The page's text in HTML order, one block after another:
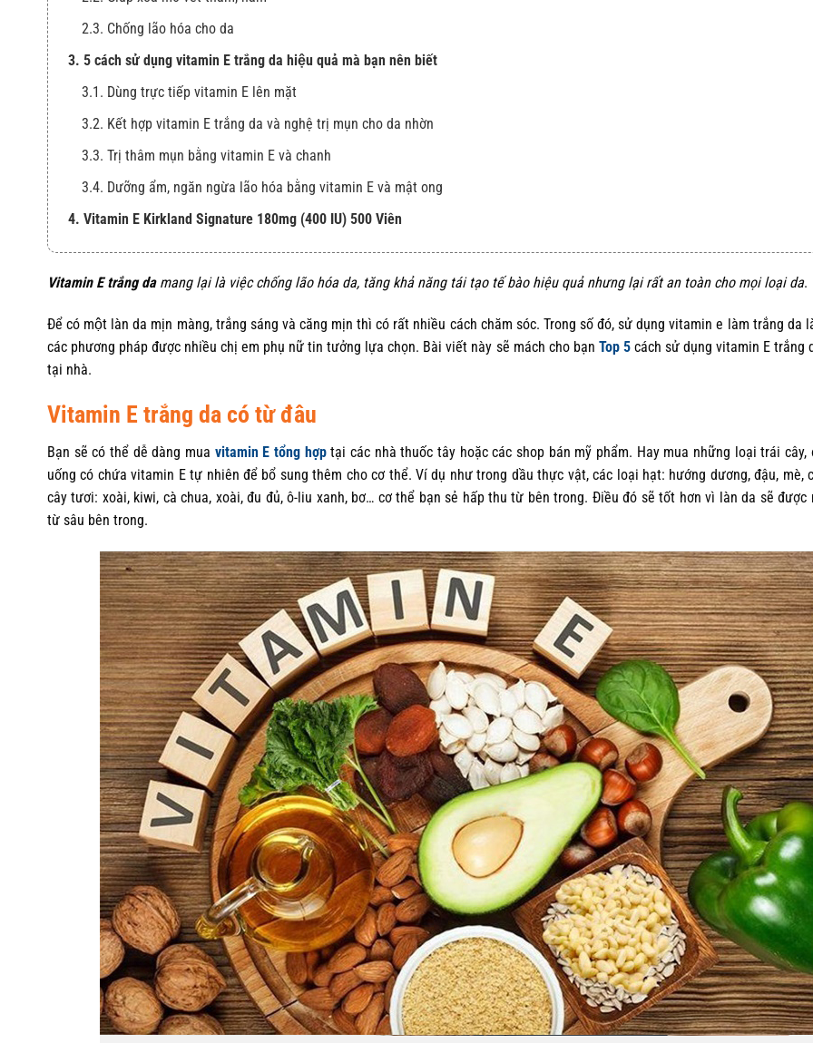
2.3. Chống lão hóa cho da
3. 5 cách sử dụng vitamin E trắng da hiệu quả mà bạn nên biết
3.1. Dùng trực tiếp vitamin E lên mặt
3.2. Kết hợp vitamin E trắng da và nghệ trị mụn cho da nhờn
3.3. Trị thâm mụn bằng vitamin E và chanh
3.4. Dưỡng ẩm, ngăn ngừa lão hóa bằng vitamin E và mật ong
4. Vitamin E Kirkland Signature 180mg (400 IU) 500 Viên
Vitamin E trắng damang lại là việc chống lão hóa da, tăng khả năng tái tạo tế bào hiệu quả nhưng lại rất an toàn cho mọi loại da.
Để có một làn da mịn màng, trắng sáng và căng mịn thì có rất nhiều cách chăm sóc. Trong số đó, sử dụng vitamin e làm trắng da
các phương pháp được nhiều chị em phụ nữ tin tưởng lựa chọn. Bài viết này sẽ mách cho bạn Top 5cách sử dụng vitamin E trắng
tại nhà.
Vitamin E trắng da có từ đâu
Bạn sẽ có thể dễ dàng mua vitamin Etổng hợptại các nhà thuốc tây hoặc các shop bán mỹ phẩm. Hay mua những loại trái cây,
uống có chứa vitamin E tự nhiên để bổ sung thêm cho cơ thể. Ví dụ như trong dầu thực vật, các loại hạt: hướng dương, đậu, mè,
cây tươi: xoài, kiwi, cà chua, xoài, đu đủ, ô-liu xanh, bơ… cơ thể bạn sẻ hấp thu từ bên trong. Điều đó sẽ tốt hơn vì làn da sẽ được
từ sâu bên trong.